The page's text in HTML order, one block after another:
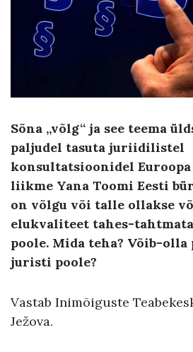
Sõna „võlg“ ja see teema
paljudel tasuta juriidilistel
konsultatsioonidel
liikme Yana Toomi Eesti
on võlgu või talle ollakse
elukvaliteet tahes-
poole. Mida teha? Võib-olla
juristi poole?
Vastab Inimõiguste
Ježova.